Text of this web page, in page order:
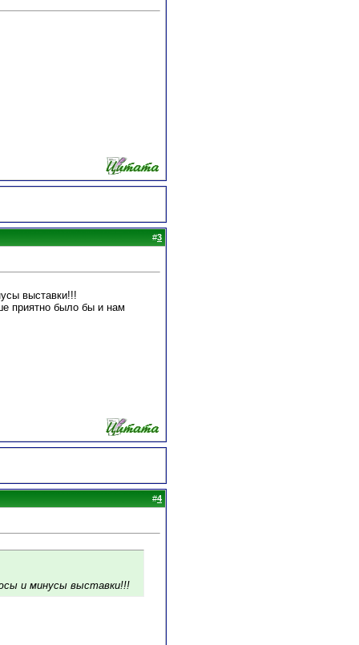
#3
выставки!!!
приятно было бы и нам
#4
и минусы выставки!!!